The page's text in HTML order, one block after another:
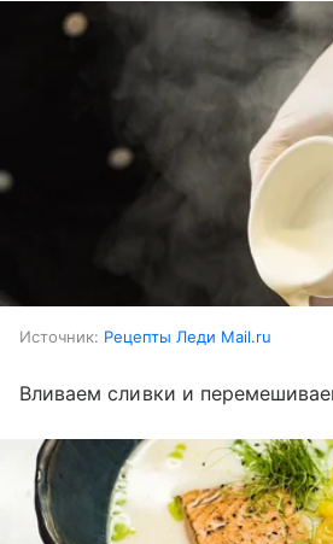
Источник: Рецепты Леди Mail.ru
Вливаем сливки и